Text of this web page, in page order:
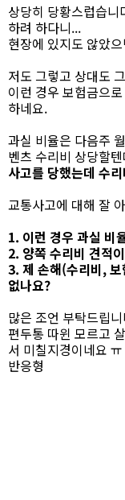
상당히 당황스럽습
하려 하다니...
현장에 있지도 않았
저도 그렇고 상대도
이런 경우 보험금으
하네요.
과실 비율은 다음주
벤츠 수리비 상당할
사고를 당했는데 수
교통사고에 대해 잘
1. 이런 경우 과실 비
2. 양쪽 수리비 견적
3. 제 손해(수리비,
없나요?
많은 조언 부탁드립
편두통 따윈 모르고
서 미칠지경이네요 ㅠ
반응형